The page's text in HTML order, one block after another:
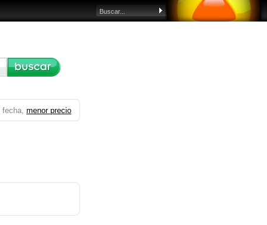
fecha, menor precio